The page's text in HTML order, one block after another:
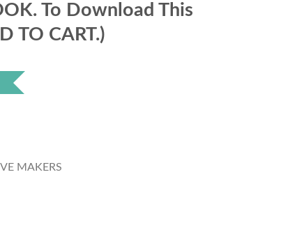
To Download This
TO CART.)
MAKERS